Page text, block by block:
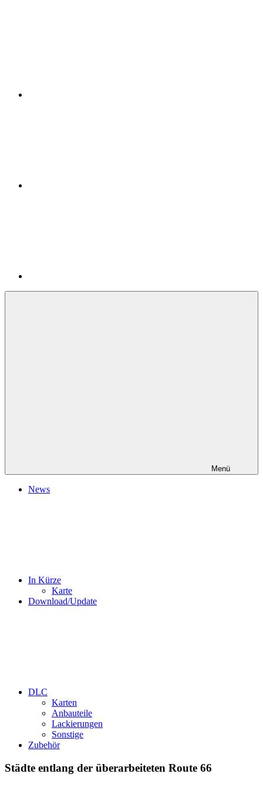
Menü
News
In Kürze
Karte
Download/Update
DLC
Karten
Anbauteile
Lackierungen
Sonstige
Zubehör
Städte entlang der überarbeiteten Route 66